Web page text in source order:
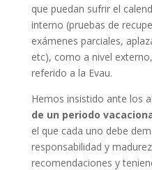
que puedan sufrir el
interno (pruebas de
exámenes parciales,
etc), como a nivel
referido a la Evau.
Hemos insistido ante los
de un periodo
el que cada uno debe
responsabilidad y
recomendaciones y